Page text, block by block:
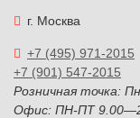
г. Москва
+7 (495) 971-2015
+7 (901) 547-2015
Розничная точка:
Офис: ПН-ПТ